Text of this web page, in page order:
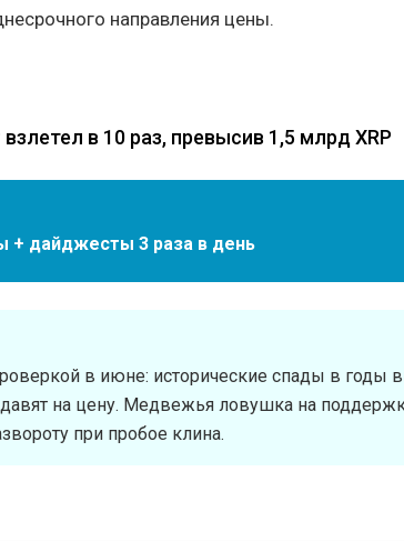
направления цены.
в 10 раз, превысив 1,5 млрд XRP
+ дайджесты 3 раза в день
в июне: исторические спады в годы
на цену. Медвежья ловушка на
при пробое клина.